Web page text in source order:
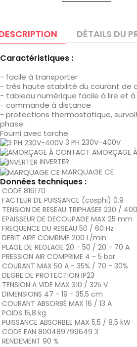
DÉTAILS DU
Caractéristiques :
- facile à transporter
- très haute stabilité du courant de
- tableau numérique facile à lire et à
- commande à distance
- protections thermostatique,
phase.
Fourni avec torche.
3 PH 230V-400V
AMORÇAGE
INVERTER
MARQUAGE CE
Données techniques :
CODE 816170
FACTEUR DE PUISSANCE (cosphi) 0,9
TENSION DE RESEAU TRIPHASEE230 /
EPAISSEUR DE DECOUPAGE MAX 25 mm
FREQUENCE DU RESEAU50 / 60 Hz
DEBIT AIRE COMRIME 200 L/min
PLAGE DE REGLAGE 20 - 50 / 20 - 70 A
PRESSION AIR COMPRIME 4 - 5 bar
COURANT MAX 50 A - 35% / 70 - 30%
DEGRE DE PROTECTION IP23
TENSION A VIDE MAX 310 / 325 V
DIMENSIONS 47 - 19 - 35,5 cm
COURANT ABSORBÉ MAX 16 / 13 A
POIDS 15,8 kg
PUISSANCE ABSORBEE MAX 5,5 / 8,5 kW
CODE EAN 800489799649 3
RENDEMENT 90 %